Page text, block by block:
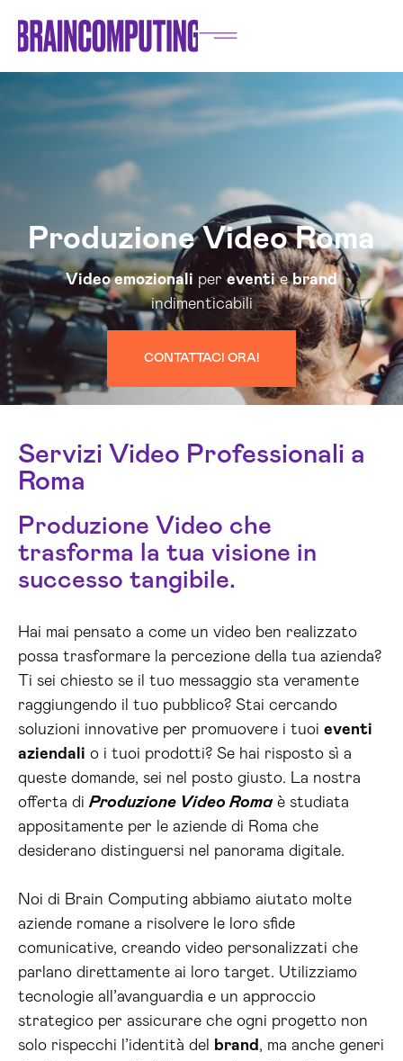
Produzione Video Roma
Video emozionali pereventiebrand
indimenticabili
CONTATTACI ORA!
Servizi Video Professionali a
Roma
Produzione Video che
trasforma la tua visione in
successo tangibile.
Hai mai pensato a come un video ben realizzato
possa trasformare la percezione della tua azienda?
Ti sei chiesto se il tuo messaggio sta veramente
raggiungendo il tuo pubblico? Stai cercando
soluzioni innovative per promuovere i tuoi eventi
aziendali o i tuoi prodotti? Se hai risposto sì a
queste domande, sei nel posto giusto. La nostra
offerta di Produzione Video Romaè studiata
appositamente per le aziende di Roma che
desiderano distinguersi nel panorama digitale.
Noi di Brain Computing abbiamo aiutato molte
aziende romane a risolvere le loro sfide
comunicative, creando video personalizzati che
parlano direttamente ai loro target. Utilizziamo
tecnologie all’avanguardia e un approccio
strategico per assicurare che ogni progetto non
solo rispecchi l’identità del
brand , ma anche generi